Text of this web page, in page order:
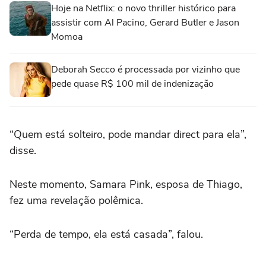
Hoje na Netflix: o novo thriller histórico para
assistir com Al Pacino, Gerard Butler e Jason
Momoa
Deborah Secco é processada por vizinho que
pede quase R$ 100 mil de indenização
“Quem está solteiro, pode mandar direct para ela”,
disse.
Neste momento, Samara Pink, esposa de Thiago,
fez uma revelação polêmica.
“Perda de tempo, ela está casada”, falou.